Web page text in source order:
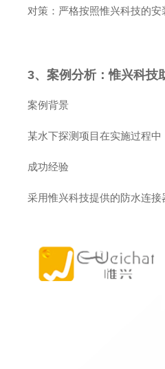
对策：严格按照惟兴科技的
3、案例分析：惟兴科技
案例背景
某水下探测项目在实施过程中
成功经验
采用惟兴科技提供的防水连